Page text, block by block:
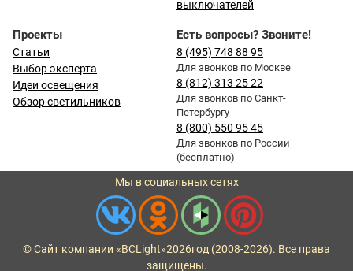
выключателей
Проекты
Статьи
Выбор эксперта
Идеи освещения
Обзор светильников
Есть вопросы? Звоните!
8 (495) 748 88 95
Для звонков по Москве
8 (812) 313 25 22
Для звонков по Санкт-
Петербургу
8 (800) 550 95 45
Для звонков по России
(бесплатно)
Мы в социальных сетях
© Сайт компании «BCLight»2026год (2008-2026). Все права
защищены.